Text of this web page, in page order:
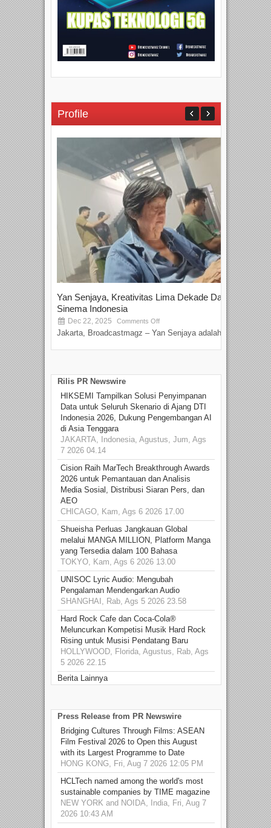
Profile
Yan Senjaya, Kreativitas Lima Dekade Dalam
Sinema Indonesia
Dec 22, 2025 Comments Off
Jakarta, Broadcastmagz – Yan Senjaya adalah...
Rilis PR Newswire
HIKSEMI Tampilkan Solusi Penyimpanan
Data untuk Seluruh Skenario di Ajang DTI
Indonesia 2026, Dukung Pengembangan AI
di Asia Tenggara
JAKARTA, Indonesia, Agustus, Jum, Ags
7 2026 04.14
Cision Raih MarTech Breakthrough Awards
2026 untuk Pemantauan dan Analisis
Media Sosial, Distribusi Siaran Pers, dan
AEO
CHICAGO, Kam, Ags 6 2026 17.00
Shueisha Perluas Jangkauan Global
melalui MANGA MILLION, Platform Manga
yang Tersedia dalam 100 Bahasa
TOKYO, Kam, Ags 6 2026 13.00
UNISOC Lyric Audio: Mengubah
Pengalaman Mendengarkan Audio
SHANGHAI, Rab, Ags 5 2026 23.58
Hard Rock Cafe dan Coca-Cola®
Meluncurkan Kompetisi Musik Hard Rock
Rising untuk Musisi Pendatang Baru
HOLLYWOOD, Florida, Agustus, Rab, Ags
5 2026 22.15
Berita Lainnya
Press Release from PR Newswire
Bridging Cultures Through Films: ASEAN
Film Festival 2026 to Open this August
with its Largest Programme to Date
HONG KONG, Fri, Aug 7 2026 12:05 PM
HCLTech named among the world's most
sustainable companies by TIME magazine
NEW YORK and NOIDA, India, Fri, Aug 7
2026 10:43 AM